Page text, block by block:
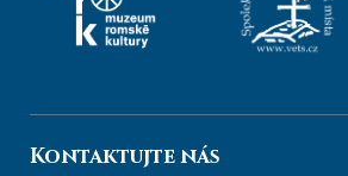
Kontaktujte nás